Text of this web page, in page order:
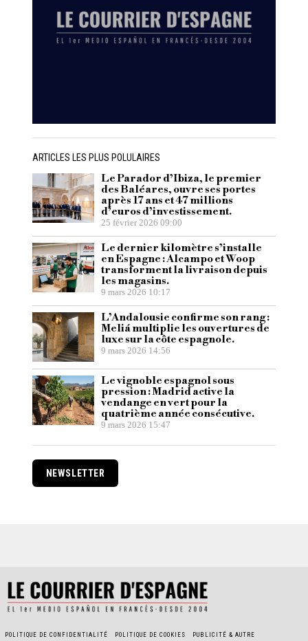
ARTICLES LES PLUS POLULAIRES
Le Parador d’Ibiza, le premier
des Baléares, ouvre ses portes
après 17 ans et 47 millions
d’euros d’investissement.
25 février 2026 09:00
Le dernier kilomètre s’installe
en Espagne : Alcampo et Woop
transforment la livraison depuis
les magasins.
9 mars 2026 10:17
L’Andalousie confirme son rang :
Meliá multiplie les ouvertures de
luxe sur la côte espagnole.
9 mars 2026 14:56
Le vignoble espagnol sous
pression : Madrid active la
vendange en vert pour la
quatrième année consécutive.
9 mars 2026 15:47
NEWSLETTER
POLITIQUE DE CONFIDENTIALITÉ POLITIQUE DE COOKIES PUBLICITÉ & AUTRE